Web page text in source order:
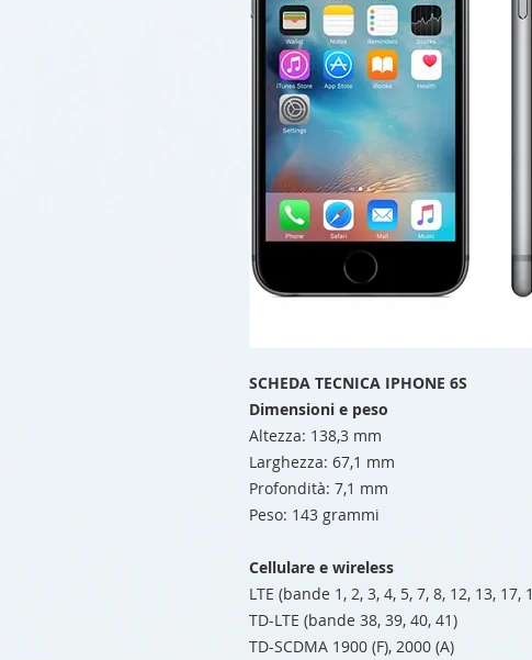
SCHEDA TECNICA IPHONE 6S
Dimensioni e peso
Altezza: 138,3 mm
Larghezza: 67,1 mm
Profondità: 7,1 mm
Peso: 143 grammi
Cellulare e wireless
LTE (bande 1, 2, 3, 4, 5, 7, 8, 12, 13, 17,
TD-LTE (bande 38, 39, 40, 41)
TD-SCDMA 1900 (F), 2000 (A)